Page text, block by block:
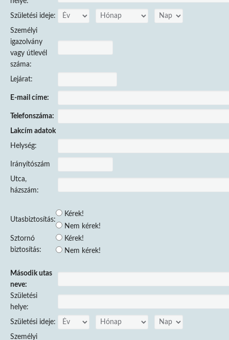
Születési ideje:
Személyi
igazolvány
vagy útlevél
száma:
Lejárat:
E-mail címe:
Telefonszáma:
Lakcím adatok
Helység:
Irányítószám
Utca,
házszám:
Utasbiztosítás:
Kérek!
Nem kérek!
Sztornó
biztosítás:
Kérek!
Nem kérek!
Második utas
neve:
Születési
helye:
Születési ideje:
Személyi